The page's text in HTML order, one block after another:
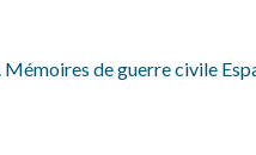
de guerre civile